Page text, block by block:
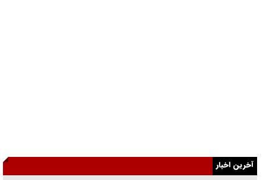
گفت‌وگو با خواهر یکی از شهدای جنگ رمضان/ خواهرم فرمانده جهادی و
آخرین اخبار